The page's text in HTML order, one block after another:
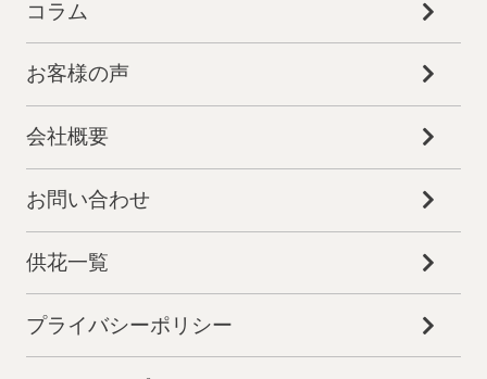
コラム
お客様の声
会社概要
お問い合わせ
供花一覧
プライバシーポリシー